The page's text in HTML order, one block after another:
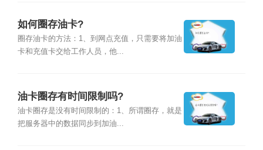
如何圈存油卡?
圈存油卡的方法：1、到网点充值，只需要将加油
卡和充值卡交给工作人员，他...
油卡圈存有时间限制吗?
油卡圈存是没有时间限制的：1、所谓圈存，就是
把服务器中的数据同步到加油...